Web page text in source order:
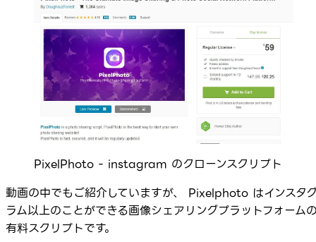
PixelPhoto - instagram のクローンスクリプト
動画の中でもご紹介していますが、 Pixelphoto はインスタ
ラム以上のことができる画像シェアリングプラットフォーム
有料スクリプトです。